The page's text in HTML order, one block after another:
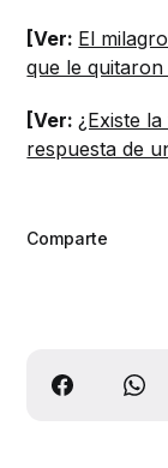
[Ver: El
que le
[Ver:¿Existe
respuesta de
Comparte